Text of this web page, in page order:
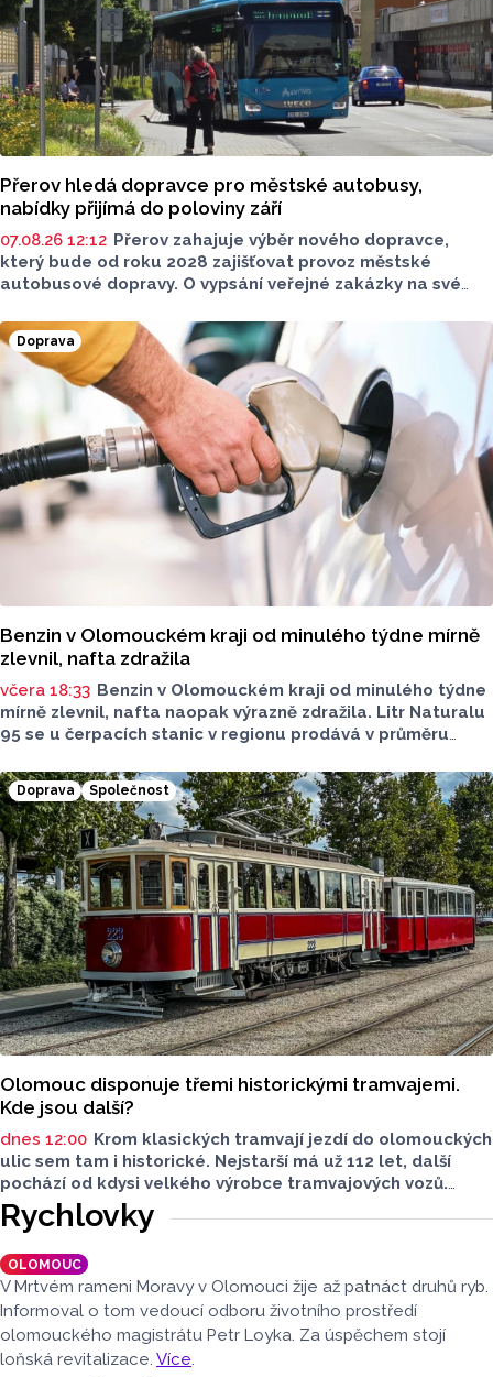
Přerov hledá dopravce pro městské autobusy,
nabídky přijímá do poloviny září
07.08.26 12:12 Přerov zahajuje výběr nového dopravce,
který bude od roku 2028 zajišťovat provoz městské
autobusové dopravy. O vypsání veřejné zakázky na své
dopravcem bude uzavřena na deset let a zajistí dopravní
obslužnost města nad rámec regionálních linek
objednávaných Olomouckým krajem.
Doprava
Benzin v Olomouckém kraji od minulého týdne mírně
zlevnil, nafta zdražila
včera 18:33 Benzin v Olomouckém kraji od minulého týdne
mírně zlevnil, nafta naopak výrazně zdražila. Litr Naturalu
95 se u čerpacích stanic v regionu prodává v průměru
O 84 haléřů zdražila nafta, za litr teď řidiči dají průměrně
44,84 koruny. Podle údajů společnosti CCS, která ceny
sleduje, je benzin v současnosti o 7,73 koruny dražší než
před rokem, za naftu tehdy motoristé platili o 11,31
koruny méně.
Doprava Společnost
Olomouc disponuje třemi historickými tramvajemi.
Kde jsou další?
dnes 12:00 Krom klasických tramvají jezdí do olomouckých
ulic sem tam i historické. Nejstarší má už 112 let, další
pochází od kdysi velkého výrobce tramvajových vozů.
Třetím je vlečný vůz. Další, které kdysi jezdily v krajském
městě, jsou na jiných místech, třeba v brněnském
depozitáři.
Rychlovky
OLOMOUC
V Mrtvém rameni Moravy v Olomouci žije až patnáct druhů ryb.
Informoval o tom vedoucí odboru životního prostředí
olomouckého magistrátu Petr Loyka. Za úspěchem stojí
loňská revitalizace. Více.